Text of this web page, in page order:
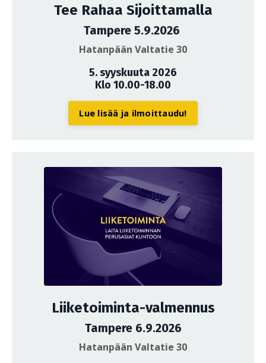
Tee Rahaa Sijoittamalla
Tampere 5.9.2026
Hatanpään Valtatie 30
5. syyskuuta 2026
Klo 10.00-18.00
Lue lisää ja ilmoittaudu!
Liiketoiminta-valmennus
Tampere 6.9.2026
Hatanpään Valtatie 30